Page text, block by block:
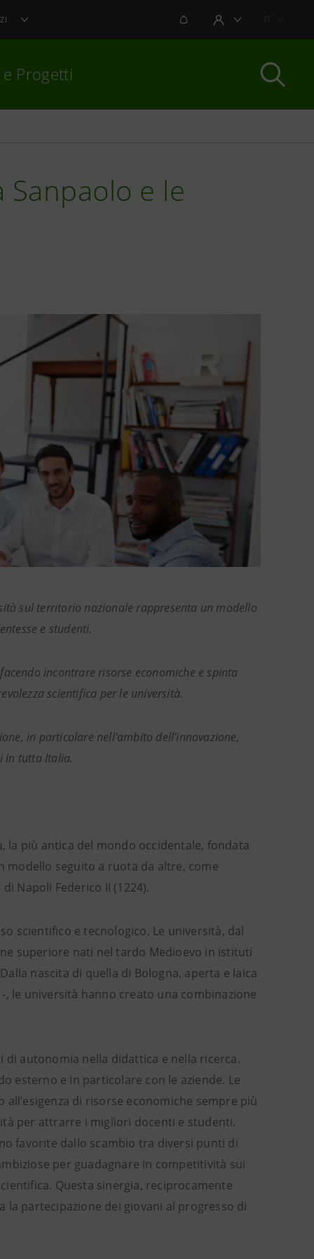
NOTIFICHEAREA UTENTE
e Progetti
Sanpaolo e le
sul territorio nazionale rappresenta un modello
e studenti.
incontrare risorse economiche e spinta
scientifica per le università.
in particolare nell'ambito dell'innovazione,
in tutta Italia.
la più antica del mondo occidentale, fondata
modello seguito a ruota da altre, come
Napoli Federico II (1224).
scientifico e tecnologico. Le università, dal
superiore nati nel tardo Medioevo in istituti
nascita di quella di Bologna, aperta e laica
le università hanno creato una combinazione
autonomia nella didattica e nella ricerca.
esterno e in particolare con le aziende. Le
di risorse economiche sempre più
per attrarre i migliori docenti e studenti.
favorite dallo scambio tra diversi punti di
per guadagnare in competitività sui
Questa sinergia, reciprocamente
la partecipazione dei giovani al progresso di